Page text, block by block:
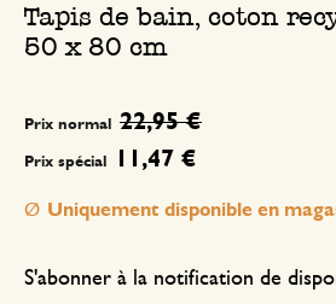
Tapis de bain, coton
50 x 80 cm
Prix spécial 11,47 €
Prix normal 22,95 €
S'abonner à la notification de
Uniquement disponible en